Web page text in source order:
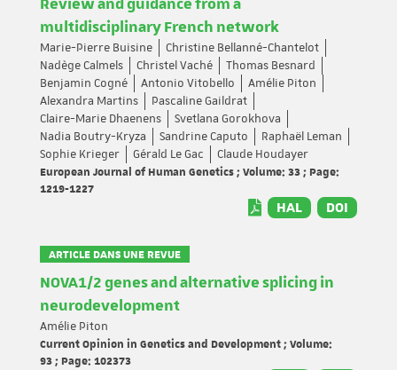
Review and guidance from a
multidisciplinary French network
Marie-Pierre Buisine
Christine Bellanné-Chantelot
Nadège Calmels
Christel Vaché
Thomas Besnard
Benjamin Cogné
Antonio Vitobello
Amélie Piton
Alexandra Martins
Pascaline Gaildrat
Claire-Marie Dhaenens
Svetlana Gorokhova
Nadia Boutry-Kryza
Sandrine Caputo
Raphaël Leman
Sophie Krieger
Gérald Le Gac
Claude Houdayer
European Journal of Human Genetics ; Volume: 33 ; Page:
1219-1227
HAL DOI
ARTICLE DANS UNE REVUE
NOVA1/2 genes and alternative splicing in
neurodevelopment
Amélie Piton
Current Opinion in Genetics and Development ; Volume:
93 ; Page: 102373